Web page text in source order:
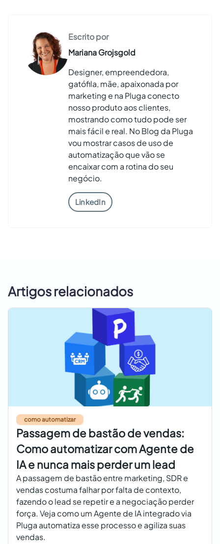
Escrito por
Mariana Grojsgold
Designer, empreendedora,
gatófila, mãe, apaixonada por
marketing e na Pluga conecto
nosso produto aos clientes,
mostrando como tudo pode ser
mais fácil e real. No Blog da Pluga
vou mostrar casos de uso de
automatização que vão se
encaixar com a rotina do seu
negócio.
LinkedIn
Artigos relacionados
como automatizar
Passagem de bastão de vendas:
Como automatizar com Agente de
IA e nunca mais perder um lead
A passagem de bastão entre marketing, SDR e
vendas costuma falhar por falta de contexto,
fazendo o lead se repetir e a negociação perder
força. Veja como um Agente de IA integrado via
Pluga automatiza esse processo e agiliza suas
vendas.